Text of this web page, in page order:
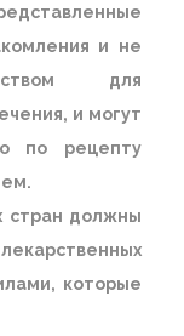
и не
для
и могут
по рецепту
стран должны
которые